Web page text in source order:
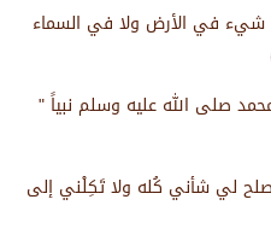
شيء في الأرض ولا في السماء
صلى الله عليه وسلم نبياً "
لي شأني كُله ولا تَكِلْني إلى